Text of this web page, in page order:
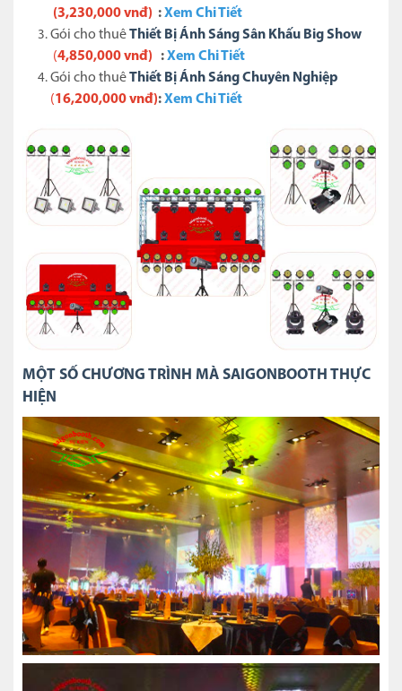
(3,230,000 vnđ) :Xem Chi Tiết
Gói cho thuêThiết Bị Ánh Sáng Sân Khấu Big Show
(4,850,000 vnđ) :Xem Chi Tiết
Gói cho thuêThiết Bị Ánh Sáng Chuyên Nghiệp
(16,200,000 vnđ):Xem Chi Tiết
MỘT SỐ CHƯƠNG TRÌNH MÀ SAIGONBOOTH THỰC
HIỆN